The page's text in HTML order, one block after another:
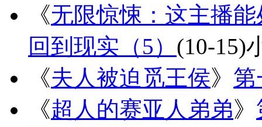
《无限惊悚：这主播
回到现实（5） (10-15)
《夫人被迫觅王侯》 第
《超人的赛亚人弟弟》